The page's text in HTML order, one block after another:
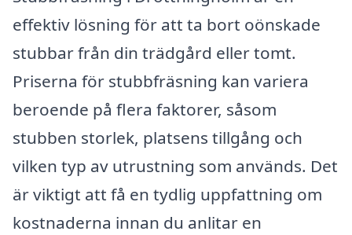
effektiv lösning för att ta bort oönskade
stubbar från din trädgård eller tomt.
Priserna för stubbfräsning kan variera
beroende på flera faktorer, såsom
stubben storlek, platsens tillgång och
vilken typ av utrustning som används. Det
är viktigt att få en tydlig uppfattning om
kostnaderna innan du anlitar en